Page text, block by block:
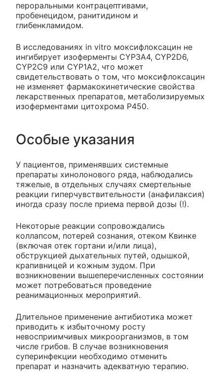
пероральными контрацептивами,
пробенецидом, ранитидином и
глибенкламидом.
В исследованиях in vitro моксифлоксацин не
ингибирует изоферменты CYP3A4, CYP2D6,
CYP2C9 или CYP1A2, что может
свидетельствовать о том, что моксифлоксацин
не изменяет фармакокинетические свойства
лекарственных препаратов, метаболизируемых
изоферментами цитохрома Р450.
Особые указания
У пациентов, применявших системные
препараты хинолонового ряда, наблюдались
тяжелые, в отдельных случаях смертельные
реакции гиперчувствительности (анафилаксия)
иногда сразу после приема первой дозы (!).
Некоторые реакции сопровождались
коллапсом, потерей сознания, отеком Квинке
(включая отек гортани и/или лица),
обструкцией дыхательных путей, одышкой,
крапивницей и кожным зудом. При
возникновении вышеперечисленных состоянии
может потребоваться проведение
реанимационных мероприятий.
Длительное применение антибиотика может
приводить к избыточному росту
невосприимчивых микроорганизмов, в том
числе грибов. В случае возникновения
суперинфекции необходимо отменить
препарат и назначить адекватную терапию.